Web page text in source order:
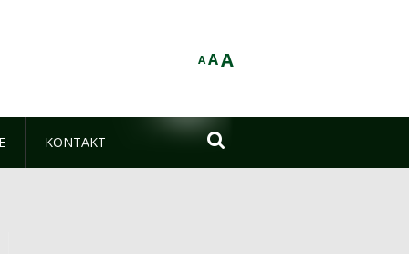
AAA
KONTAKT 